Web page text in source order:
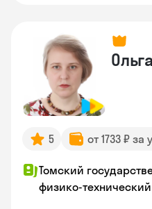
Ольга
5 от 1733 ₽ за
Томский
физико-технический